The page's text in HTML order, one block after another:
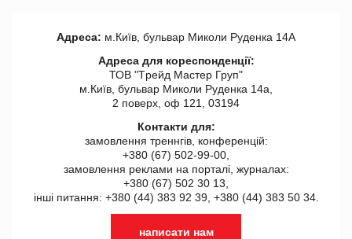
Адреса: м.Київ, бульвар Миколи Руденка 14А
Адреса для кореспонденції:
ТОВ "Tрейд Мастер Груп"
м.Київ, бульвар Миколи Руденка 14а,
2 поверх, оф 121, 03194
Контакти для:
замовлення треннгів, конференцій:
+380 (67) 502-99-00,
замовлення реклами на порталі, журналах:
+380 (67) 502 30 13,
інші питання: +380 (44) 383 92 39, +380 (44) 383 50 34.
написати нам